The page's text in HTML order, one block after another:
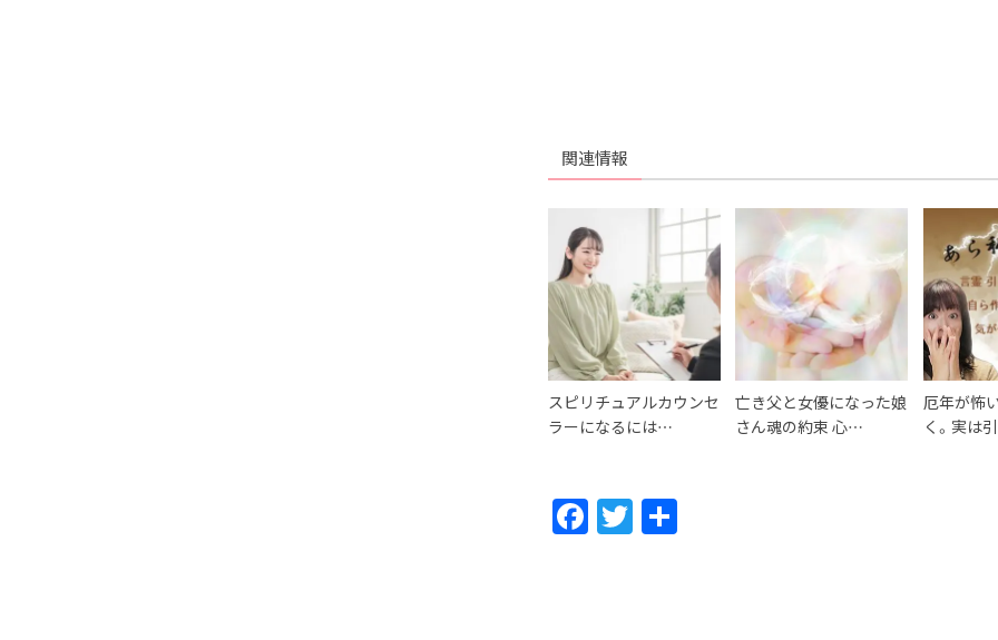
関連情報
スピリチュアルカウンセ
ラーになるには…
亡き父と女優になった娘
さん魂の約束 心…
厄年が怖
く。実は
F
ac
T
w